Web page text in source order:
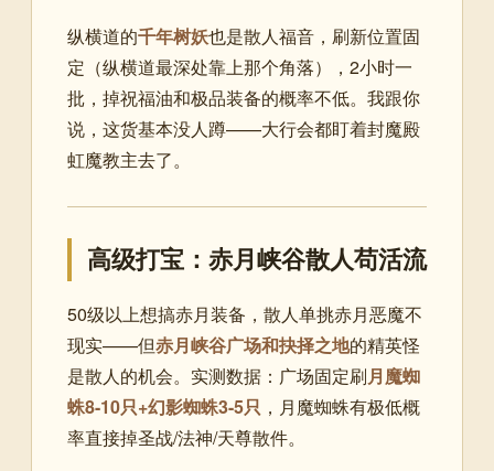
纵横道的千年树妖也是散人福音，刷新位置固
定（纵横道最深处靠上那个角落），2小时一
批，掉祝福油和极品装备的概率不低。我跟你
说，这货基本没人蹲——大行会都盯着封魔殿
虹魔教主去了。
高级打宝：赤月峡谷散人苟活流
50级以上想搞赤月装备，散人单挑赤月恶魔不
现实——但赤月峡谷广场和抉择之地的精英怪
是散人的机会。实测数据：广场固定刷月魔蜘
蛛8-10只+幻影蜘蛛3-5只 ，月魔蜘蛛有极低概
率直接掉圣战/法神/天尊散件。